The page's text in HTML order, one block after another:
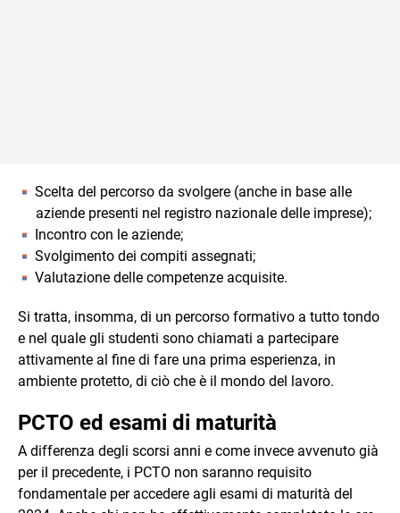
Scelta del percorso da svolgere (anche in base alle
aziende presenti nel registro nazionale delle imprese);
Incontro con le aziende;
Svolgimento dei compiti assegnati;
Valutazione delle competenze acquisite.
Si tratta, insomma, di un percorso formativo a tutto tondo
e nel quale gli studenti sono chiamati a partecipare
attivamente al fine di fare una prima esperienza, in
ambiente protetto, di ciò che è il mondo del lavoro.
PCTO ed esami di maturità
A differenza degli scorsi anni e come invece avvenuto già
per il precedente, i PCTO non saranno requisito
fondamentale per accedere agli esami di maturità del